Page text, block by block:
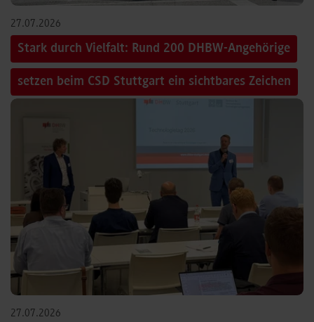
27.07.2026
Stark durch Vielfalt: Rund 200 DHBW-Angehörige
setzen beim CSD Stuttgart ein sichtbares Zeichen
27.07.2026